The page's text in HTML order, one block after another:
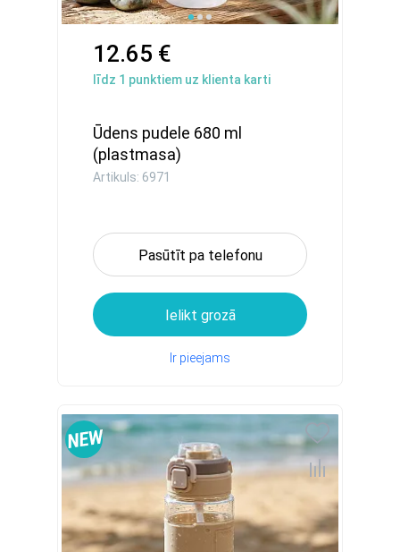
12.65 €
līdz 1 punktiem uz klienta karti
Ūdens pudele 680 ml
(plastmasa)
Artikuls: 6971
Pasūtīt pa telefonu
Ielikt grozā
Ir pieejams